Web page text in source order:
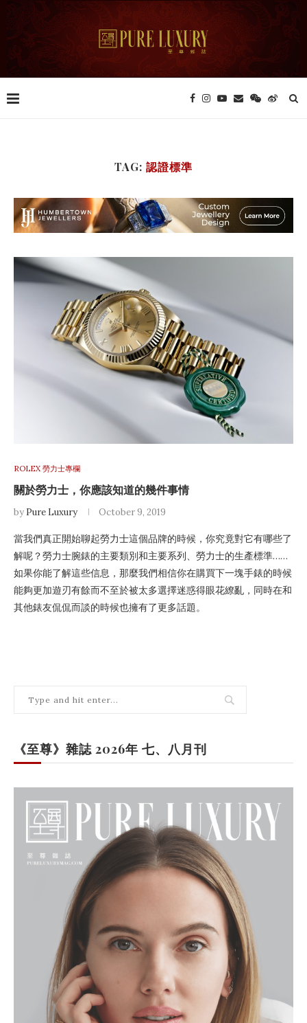
TAG: 認證標準
ROLEX 勞力士專欄
關於勞力士，你應該知道的幾件事情
by Pure Luxury October 9, 2019
當我們真正開始聊起勞力士這個品牌的時候，你究竟對它有哪些了
解呢？勞力士腕錶的主要類別和主要系列、勞力士的生產標準……
如果你能了解這些信息，那麼我們相信你在購買下一塊手錶的時候
能夠更加遊刃有餘而不至於被太多選擇迷惑得眼花繚亂，同時在和
其他錶友侃侃而談的時候也擁有了更多話題。
《至尊》雜誌 2026年 七、八月刊